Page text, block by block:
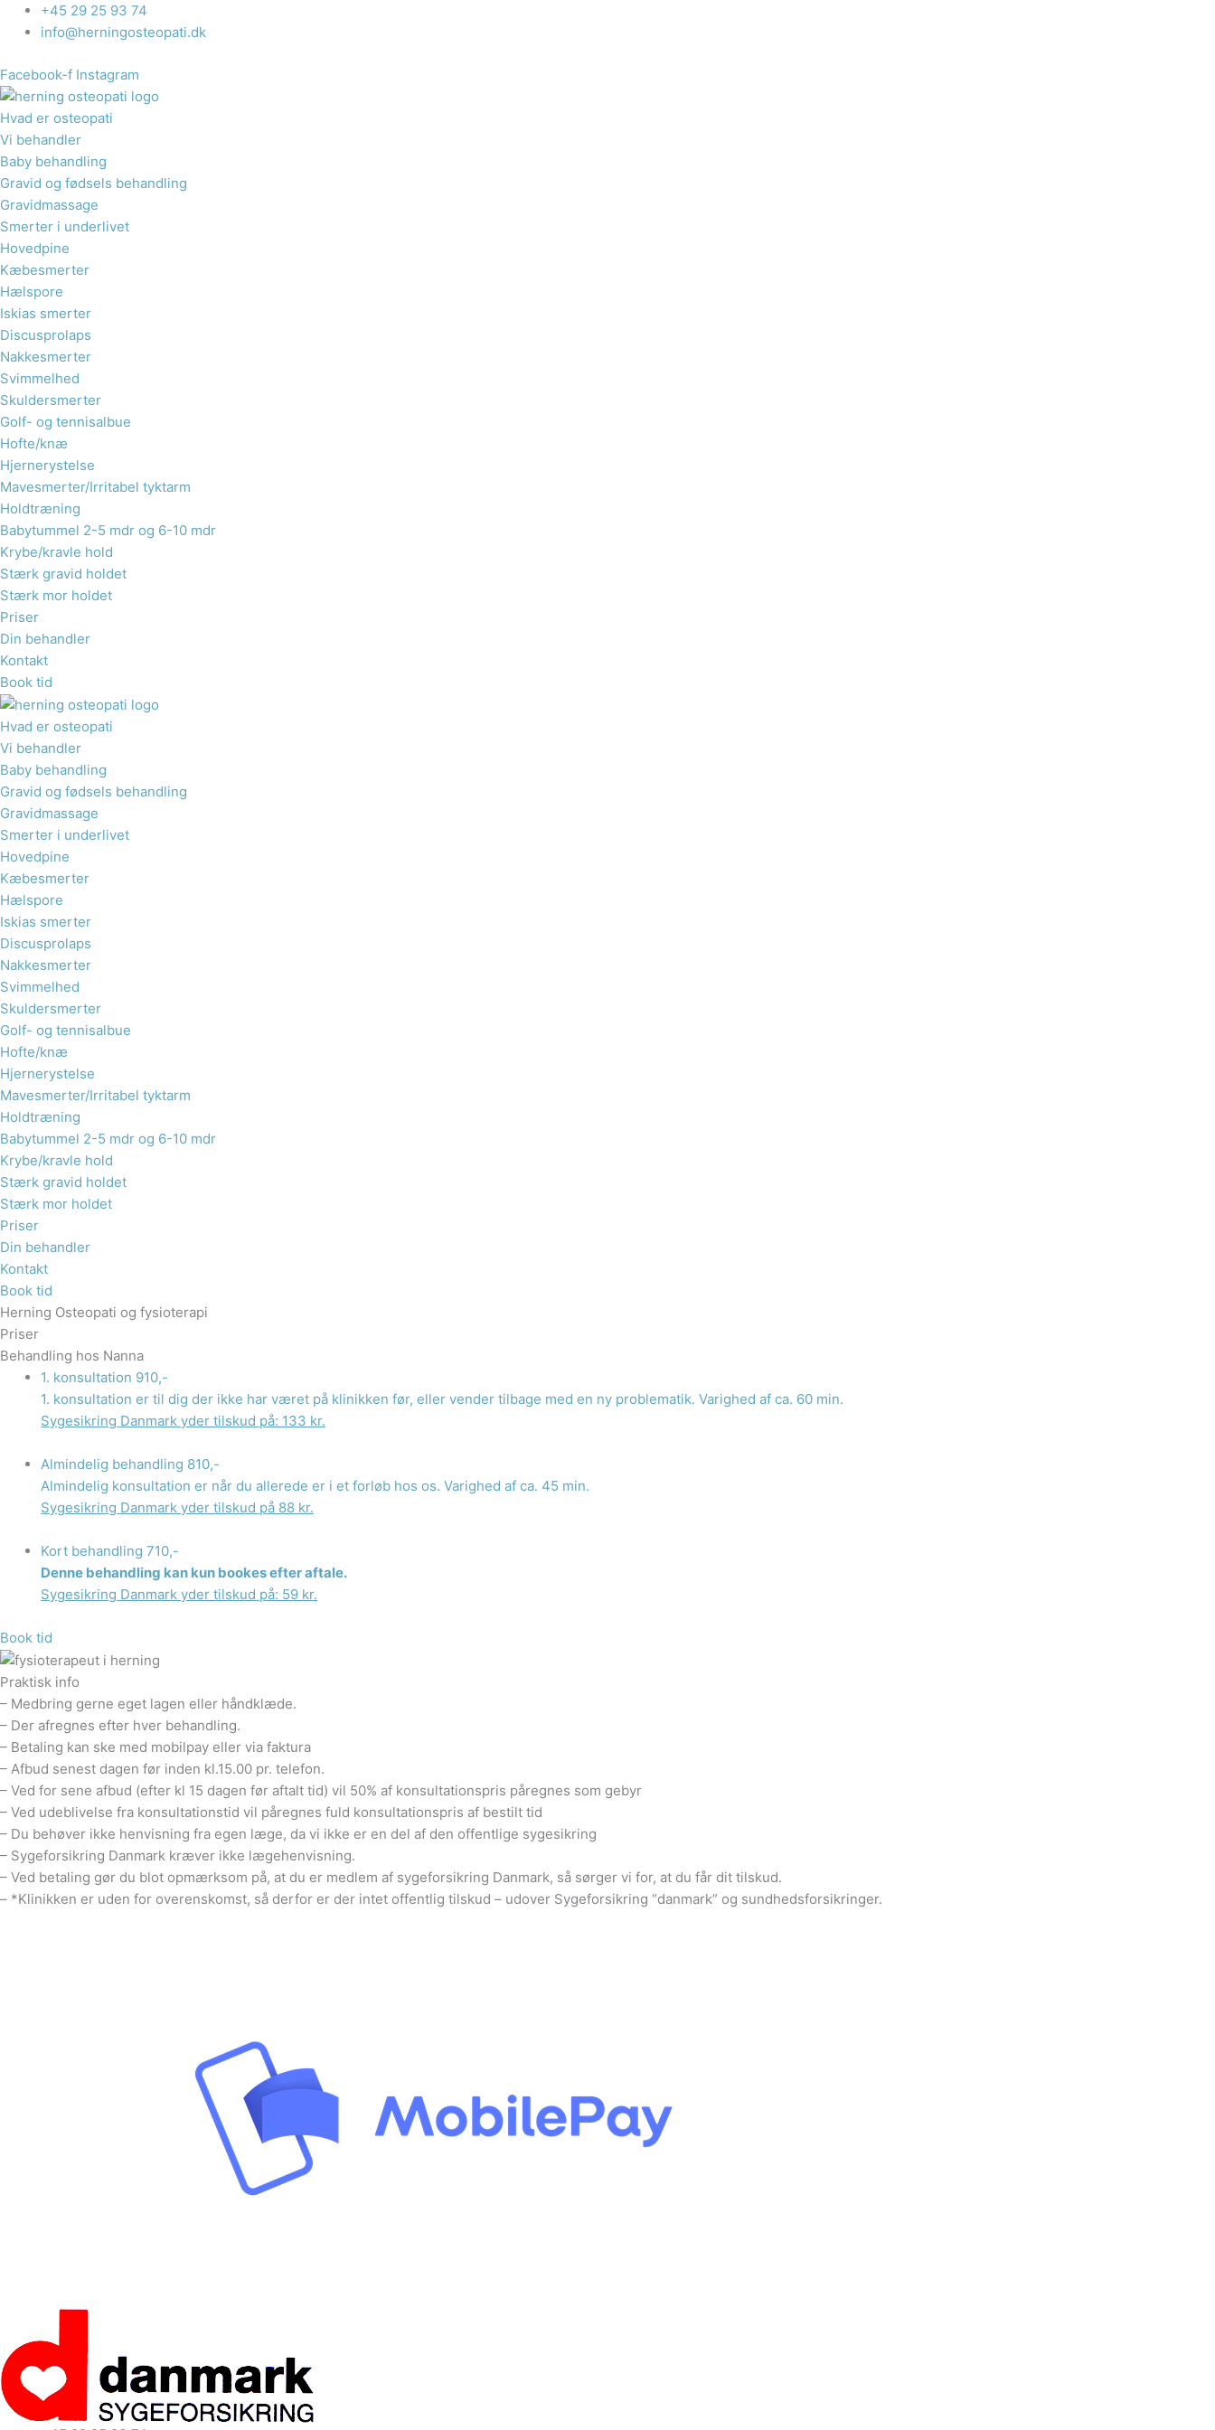
+45 29 25 93 74
info@herningosteopati.dk
Facebook-f Instagram
Hvad er osteopati
Vi behandler
Baby behandling
Gravid og fødsels behandling​
Gravidmassage
Smerter i underlivet
Hovedpine
Kæbesmerter
Hælspore​
Iskias smerter
Discusprolaps
Nakkesmerter
Svimmelhed
Skuldersmerter
Golf- og tennisalbue
Hofte/knæ
Hjernerystelse
Mavesmerter/Irritabel tyktarm
Holdtræning
Babytummel 2-5 mdr og 6-10 mdr
Krybe/kravle hold
Stærk gravid holdet
Stærk mor holdet
Priser
Din behandler
Kontakt
Book tid
Hvad er osteopati
Vi behandler
Baby behandling
Gravid og fødsels behandling​
Gravidmassage
Smerter i underlivet
Hovedpine
Kæbesmerter
Hælspore​
Iskias smerter
Discusprolaps
Nakkesmerter
Svimmelhed
Skuldersmerter
Golf- og tennisalbue
Hofte/knæ
Hjernerystelse
Mavesmerter/Irritabel tyktarm
Holdtræning
Babytummel 2-5 mdr og 6-10 mdr
Krybe/kravle hold
Stærk gravid holdet
Stærk mor holdet
Priser
Din behandler
Kontakt
Book tid
Herning Osteopati og fysioterapi
Priser
Behandling hos Nanna
1. konsultation 910,-
1. konsultation er til dig der ikke har været på klinikken før, eller vender tilbage med en ny problematik. Varighed af ca. 60 min.
Sygesikring Danmark yder tilskud på: 133 kr.
Almindelig behandling 810,-
Almindelig konsultation er når du allerede er i et forløb hos os. Varighed af ca. 45 min.
Sygesikring Danmark yder tilskud på 88 kr.
Kort behandling 710,-
Denne behandling kan kun bookes efter aftale.
Sygesikring Danmark yder tilskud på: 59 kr.
Book tid
Praktisk info
– Medbring gerne eget lagen eller håndklæde.
– Der afregnes efter hver behandling.
– Betaling kan ske med mobilpay eller via faktura
– Afbud senest dagen før inden kl.15.00 pr. telefon.
– Ved for sene afbud (efter kl 15 dagen før aftalt tid) vil 50% af konsultationspris påregnes som gebyr
– Ved udeblivelse fra konsultationstid vil påregnes fuld konsultationspris af bestilt tid
– Du behøver ikke henvisning fra egen læge, da vi ikke er en del af den offentlige sygesikring
– Sygeforsikring Danmark kræver ikke lægehenvisning.
– Ved betaling gør du blot opmærksom på, at du er medlem af sygeforsikring Danmark, så sørger vi for, at du får dit tilskud.
– *Klinikken er uden for overenskomst, så derfor er der intet offentlig tilskud – udover Sygeforsikring “danmark” og sundhedsforsikringer.